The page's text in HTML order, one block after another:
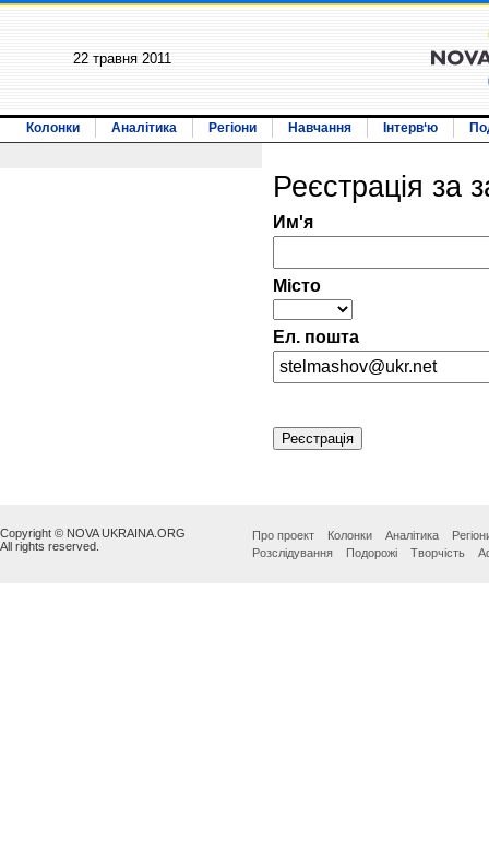
22 травня 2011
Колонки Аналітика Регіони Навчання Інтерв‘ю
Реєстрація за
Им'я
Мiсто
Ел. пошта
Copyright © NOVA UKRAINA.ORG
All rights reserved.
Про проект Колонки Аналітика
Розслідування
Подорожі Творчість